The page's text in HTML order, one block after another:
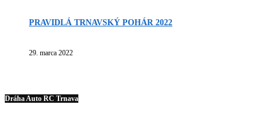
PRAVIDLÁ TRNAVSKÝ POHÁR 2022
29. marca 2022
Dráha Auto RC Trnava